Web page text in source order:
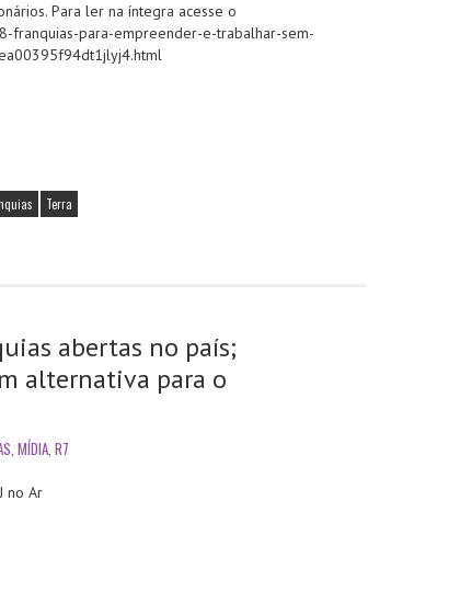
Para ler na íntegra acesse o
franquias-para-empreender-e-trabalhar-sem-
Terra
abertas no país;
alternativa para o
, MÍDIA, R7
Ar